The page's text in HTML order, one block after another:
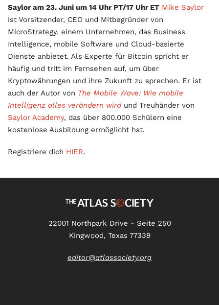
Saylor am 23. Juni um 14 Uhr PT/17 Uhr ET Mike Saylor
ist Vorsitzender, CEO und Mitbegründer von
MicroStrategy, einem Unternehmen, das Business
Intelligence, mobile Software und Cloud-basierte
Dienste anbietet. Als Experte für Bitcoin spricht er
häufig und tritt im Fernsehen auf, um über
Kryptowährungen und ihre Zukunft zu sprechen. Er ist
auch der Autor von The Mobile Wave: Wie mobile
Intelligenz alles verändern wirdund Treuhänder von
Saylor Academy, das über 800.000 Schülern eine
kostenlose Ausbildung ermöglicht hat.
Registriere dich HIER.
22001 Northpark Drive - Seite 250
Kingwood, Texas 77339
editor@atlassociety.org